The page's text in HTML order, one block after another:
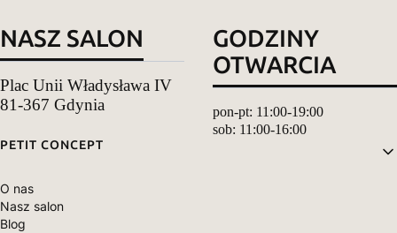
NASZ SALON
Plac Unii Władysława IV
81-367 Gdynia
GODZINY
OTWARCIA
pon-pt: 11:00-19:00
sob: 11:00-16:00
Linki w stopce
PETIT CONCEPT
O nas
Nasz salon
Blog